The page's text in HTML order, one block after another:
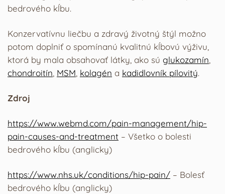
bedrového kĺbu.
Konzervatívnu liečbu a zdravý životný štýl možno
potom doplniť o spomínanú kvalitnú kĺbovú výživu,
ktorá by mala obsahovať látky, ako sú glukozamín,
chondroitín, MSM, kolagén a kadidlovník pílovitý.
Zdroj
https://www.webmd.com/pain-management/hip-
pain-causes-and-treatment – Všetko o bolesti
bedrového kĺbu (anglicky)
https://www.nhs.uk/conditions/hip-pain/ – Bolesť
bedrového kĺbu (anglicky)